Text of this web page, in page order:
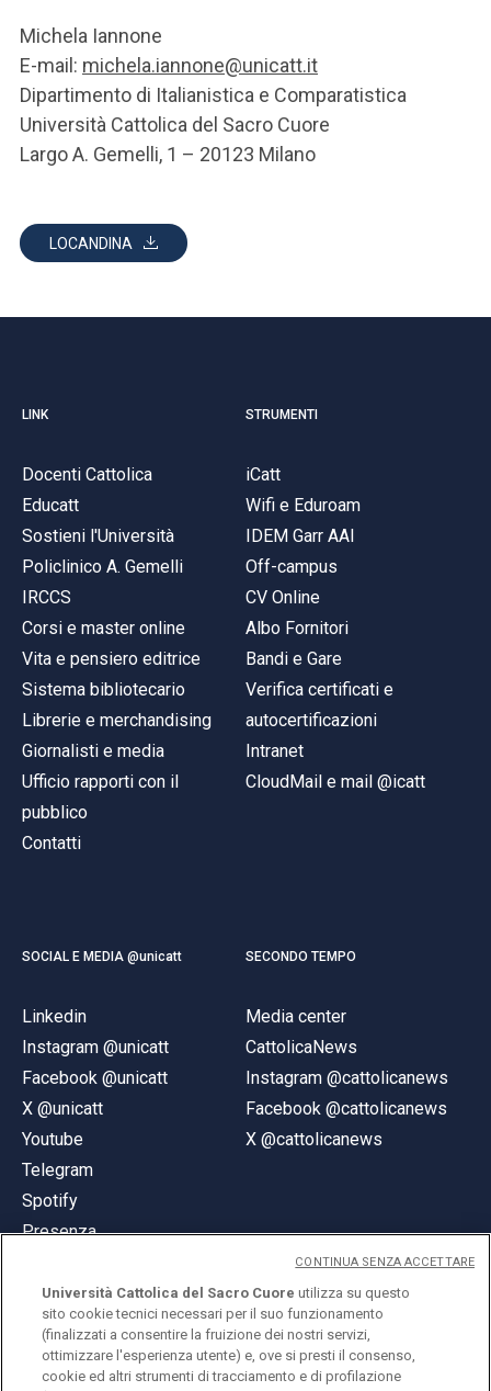
Michela Iannone
E-mail: michela.iannone@unicatt.it
Dipartimento di Italianistica e Comparatistica
Università Cattolica del Sacro Cuore
Largo A. Gemelli, 1 – 20123 Milano
LOCANDINA
LINK
Docenti Cattolica
Educatt
Sostieni l'Università
Policlinico A. Gemelli
IRCCS
Corsi e master online
Vita e pensiero editrice
Sistema bibliotecario
Librerie e merchandising
Giornalisti e media
Ufficio rapporti con il
pubblico
Contatti
STRUMENTI
iCatt
Wifi e Eduroam
IDEM Garr AAI
Off-campus
CV Online
Albo Fornitori
Bandi e Gare
Verifica certificati e
autocertificazioni
Intranet
CloudMail e mail @icatt
SOCIAL E MEDIA @unicatt
Linkedin
Instagram @unicatt
Facebook @unicatt
X @unicatt
Youtube
Telegram
Spotify
Presenza
SECONDO TEMPO
Media center
CattolicaNews
Instagram @cattolicanews
Facebook @cattolicanews
X @cattolicanews
© Università Cattolica del Sacro Cuore
Università Cattolica del Sacro Cuore utilizza su questo
sito cookie tecnici necessari per il suo funzionamento
(finalizzati a consentire la fruizione dei nostri servizi,
ottimizzare l'esperienza utente) e, ove si presti il consenso,
cookie ed altri strumenti di tracciamento e di profilazione
CONTINUA SENZA ACCETTARE